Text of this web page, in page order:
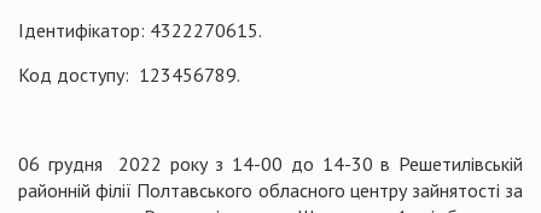
Ідентифікатор: 4322270615.
Код доступу: 123456789.
06 грудня 2022 року з 14-00 до 14-30 в Решетилівській
районній філії Полтавського обласного центру зайнятості за